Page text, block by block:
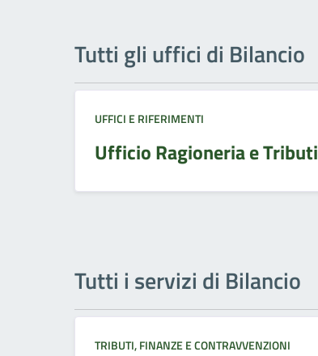
Tutti gli uffici di Bilancio
UFFICI E RIFERIMENTI
Ufficio Ragioneria e Tributi
Tutti i servizi di Bilancio
TRIBUTI, FINANZE E CONTRAVVENZIONI